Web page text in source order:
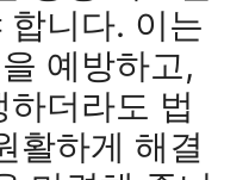
니다. 이는
예방하고,
더라도 법
활하게 해결